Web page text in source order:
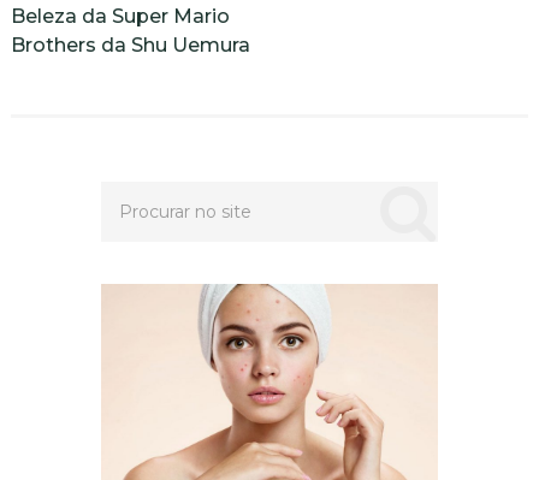
Beleza da Super Mario
Brothers da Shu Uemura